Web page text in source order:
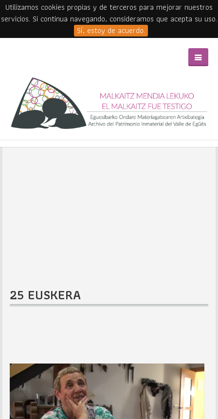
Utilizamos cookies propias y de terceros para mejorar nuestros
servicios. Si continua navegando, consideramos que acepta su uso.
Sí, estoy de acuerdo.
25 EUSKERA